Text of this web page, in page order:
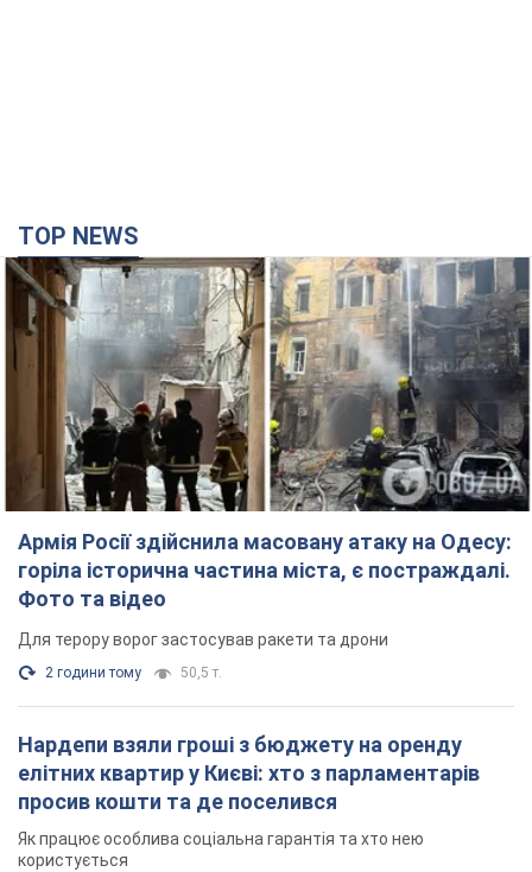
TOP NEWS
Армія Росії здійснила масовану атаку на Одесу:
горіла історична частина міста, є постраждалі.
Фото та відео
Для терору ворог застосував ракети та дрони
2 години тому 50,5 т.
Нардепи взяли гроші з бюджету на оренду
елітних квартир у Києві: хто з парламентарів
просив кошти та де поселився
Як працює особлива соціальна гарантія та хто нею
користується